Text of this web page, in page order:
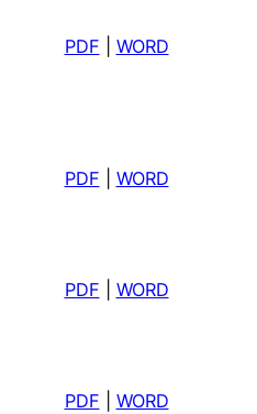
PDF WORD
PDF WORD
PDF WORD
PDF WORD